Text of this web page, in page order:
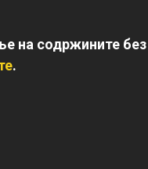
на содржините
.